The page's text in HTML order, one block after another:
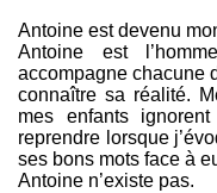
Antoine est devenu
Antoine est
accompagne chacune
connaître sa réalité.
mes enfants
reprendre lorsque
ses bons mots face à
Antoine n’existe pas.